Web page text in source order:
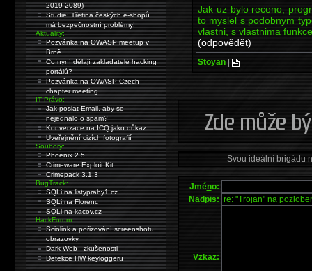
Jak uz bylo receno,
to myslel s podobnym
vlastni, s vlastnima
(odpovědět)
Stoyan |
Svou ideální brigádu
Jméno:
Nadpis:
Vzkaz:
2019-2089)
Studie: Třetina českých e-shopů
má bezpečnostní problémy!
Aktuality:
Pozvánka na OWASP meetup v
Brně
Co nyní dělají zakladatelé hacking
portálů?
Pozvánka na OWASP Czech
chapter meeting
IT Právo:
Jak poslat Email, aby se
nejednalo o spam?
Konverzace na ICQ jako důkaz.
Uveřejnění cizích fotografií
Soubory:
Phoenix 2.5
Crimeware Exploit Kit
Crimepack 3.1.3
BugTrack:
SQLi na listyprahy1.cz
SQLi na Florenc
SQLi na kacov.cz
HackForum:
Sciolink a pořizování screenshotu
obrazovky
Dark Web - zkušenosti
Detekce HW keyloggeru